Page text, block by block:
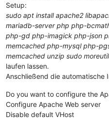
Setup:
sudo apt install apache2
mariadb-server php php-
php-gd php-imagick php-json
memcached php-mysql php-
memcached unzip sudo
laufen lassen.
Anschließend die automatische
Do you want to configure the
Configure Apache Web server
Disable default VHost